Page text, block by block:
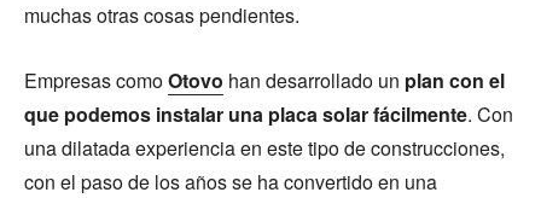
muchas otras cosas pendientes.
Empresas comoOtovo han desarrollado un plan con el
que podemos instalar una placa solar fácilmente. Con
una dilatada experiencia en este tipo de construcciones,
con el paso de los años se ha convertido en una